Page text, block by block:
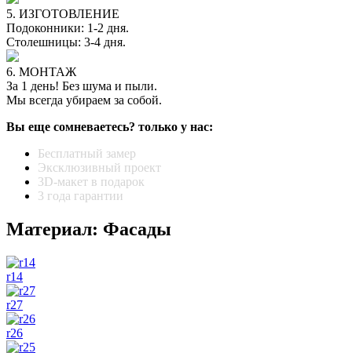
5. ИЗГОТОВЛЕНИЕ
Подоконники: 1-2 дня.
Столешницы: 3-4 дня.
6. МОНТАЖ
За 1 день! Без шума и пыли.
Мы всегда убираем за собой.
Вы еще сомневаетесь? только у нас:
Бесплатный замер
Эксклюзивный проект
3D-макет в подарок
3 года гарантии
Материал: Фасады
r14
r27
r26